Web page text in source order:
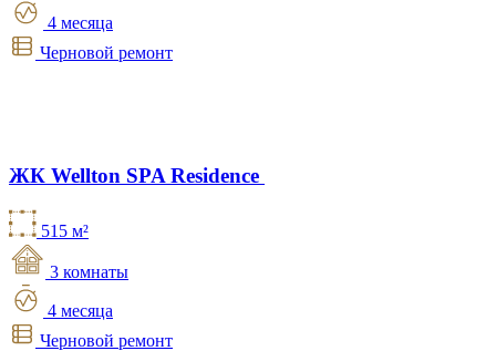
4 месяца
Черновой ремонт
ЖК Wellton SPA Residence
515 м²
3 комнаты
4 месяца
Черновой ремонт